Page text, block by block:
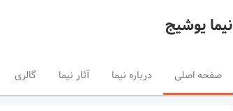
نیما یوشیج
صفحه اصلی درباره نیما آثار نیما گالری